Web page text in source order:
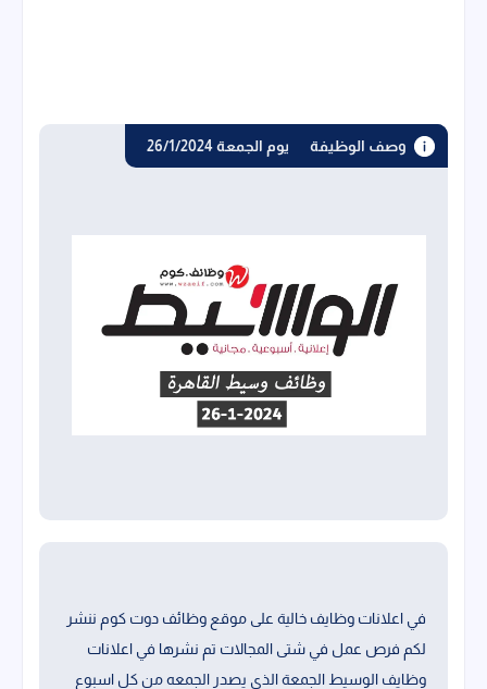
وظائف الوسيط اليوم الجمعة 26/1/2024
وصف الوظيفة
في اعلانات وظايف خالية على موقع وظائف دوت كوم ننشر
لكم فرص عمل في شتى المجالات تم نشرها في اعلانات
وظايف الوسيط الجمعة الذي يصدر الجمعه من كل اسبوع